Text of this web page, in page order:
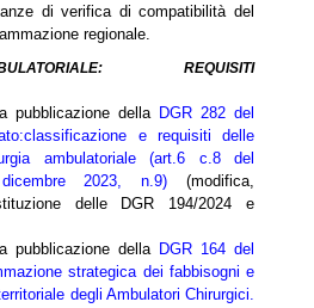
di verifica di compatibilità del
regionale.
REQUISITI
pubblicazione della DGR 282 del
e requisiti delle
ambulatoriale (art.6 c.8 del
2023, n.9) (modifica,
delle DGR 194/2024 e
pubblicazione della DGR 164 del
strategica dei fabbisogni e
degli Ambulatori Chirurgici.